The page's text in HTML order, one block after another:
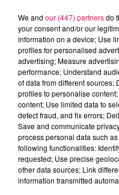
Canal fm
Geoffrey Deloux
La Ligne des Auditeurs
0:00
9 décembre 2024 - 2 min
09.12.2024 - GRANDE
POPULAIRE À
We and our (447) partnersdo
your consent and/or our
information on a device; Use
profiles for personalised
advertising; Measure
performance; Understand
of data from different sources;
profiles to personalise
content; Use limited data to
detect fraud, and fix errors;
Save and communicate
process personal data such
following functionalities:
requested; Use precise
other data sources; Link
information transmitted